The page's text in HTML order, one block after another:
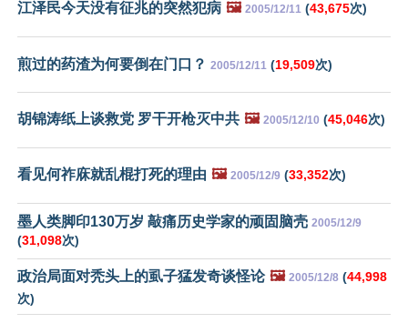
江泽民今天没有征兆的突然犯病 🖼️ 2005/12/11 (43,675次)
煎过的药渣为何要倒在门口？ 2005/12/11 (19,509次)
胡锦涛纸上谈救党 罗干开枪灭中共 🖼️ 2005/12/10 (45,046次)
看见何祚庥就乱棍打死的理由 🖼️ 2005/12/9 (33,352次)
墨人类脚印130万岁 敲痛历史学家的顽固脑壳 2005/12/9
(31,098次)
政治局面对秃头上的虱子猛发奇谈怪论 🖼️ 2005/12/8 (44,998
次)